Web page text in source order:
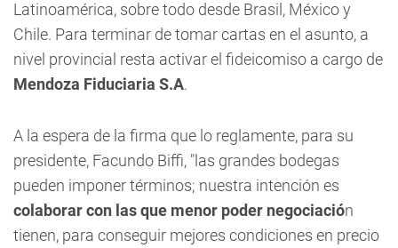
Latinoamérica, sobre todo desde Brasil, México y
Chile. Para terminar de tomar cartas en el asunto, a
nivel provincial resta activar el fideicomiso a cargo de
Mendoza Fiduciaria S.A.
A la espera de la firma que lo reglamente, para su
presidente, Facundo Biffi, "las grandes bodegas
pueden imponer términos; nuestra intención es
colaborar con las que menor poder negociación
tienen, para conseguir mejores condiciones en precio